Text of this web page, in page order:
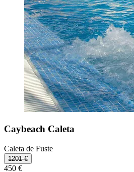
Caybeach Caleta
Caleta de Fuste
1201 €
450 €